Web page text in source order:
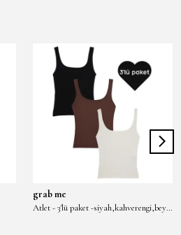
grab me
Atlet - 3'lü paket -siyah,kahverengi,beyaz